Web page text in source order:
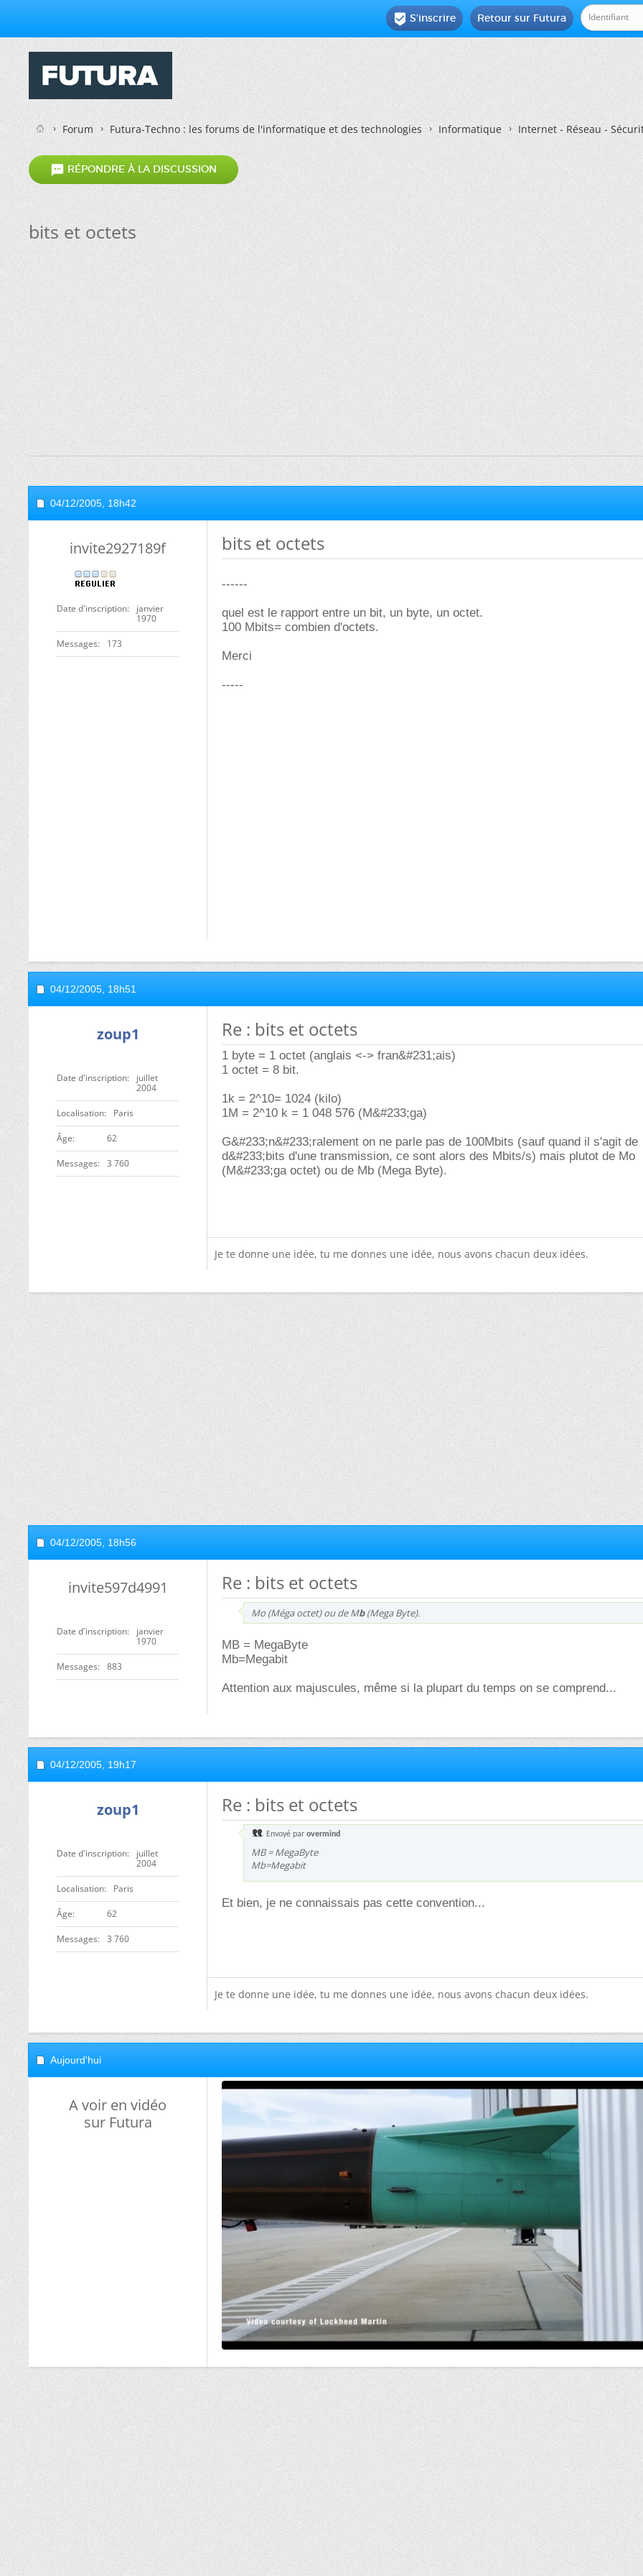
Retour sur Futura
 S'inscrire
Forum Futura-Techno : les forums de l'informatique et des technologies Informatique Internet - Réseau -
 RÉPONDRE À LA DISCUSSION
bits et octets
04/12/2005, 18h42
invite2927189f
Date d'inscription
janvier
1970
Messages 173
bits et octets
------
quel est le rapport entre un bit, un byte, un octet.
100 Mbits= combien d'octets.
Merci
-----
04/12/2005, 18h51
zoup1
Date d'inscription
juillet
2004
Localisation Paris
ge 62
Messages 3 760
Re : bits et octets
1 byte = 1 octet (anglais <-> fran&#231;ais)
1 octet = 8 bit.
1k = 2^10= 1024 (kilo)
1M = 2^10 k = 1 048 576 (M&#233;ga)
G&#233;n&#233;ralement on ne parle pas de 100Mbits (sauf quand il s'agit de
d&#233;bits d'une transmission, ce sont alors des Mbits/s) mais plutot de Mo
(M&#233;ga octet) ou de Mb (Mega Byte).
Je te donne une idée, tu me donnes une idée, nous avons chacun deux idées.
04/12/2005, 18h56
invite597d4991
Date d'inscription
janvier
1970
Messages 883
Re : bits et octets
Mo (Méga octet) ou de Mb(Mega Byte).
MB = MegaByte
Mb=Megabit
Attention aux majuscules, même si la plupart du temps on se comprend...
04/12/2005, 19h17
zoup1
Date d'inscription
juillet
2004
Localisation Paris
ge 62
Messages 3 760
Re : bits et octets
Envoyé par overmind
MB = MegaByte
Mb=Megabit
Et bien, je ne connaissais pas cette convention...
Je te donne une idée, tu me donnes une idée, nous avons chacun deux idées.
Aujourd'hui
A voir en vidéo
sur Futura